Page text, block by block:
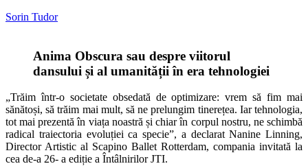
Sorin Tudor
Anima Obscura sau despre viitorul
dansului și al umanității în era tehnologiei
„Trăim într-o societate obsedată de optimizare: vrem să fim mai
sănătoși, să trăim mai mult, să ne prelungim tinerețea. Iar tehnologia,
tot mai prezentă în viața noastră și chiar în corpul nostru, ne schimbă
radical traiectoria evoluției ca specie”, a declarat Nanine Linning,
Director Artistic al Scapino Ballet Rotterdam, compania invitată la
cea de-a 26- a ediție a Întâlnirilor JTI.